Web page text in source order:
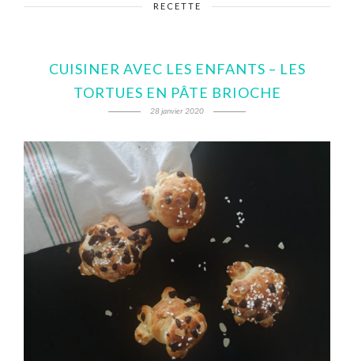
RECETTE
CUISINER AVEC LES ENFANTS – LES
TORTUES EN PÂTE BRIOCHE
28 janvier 2020